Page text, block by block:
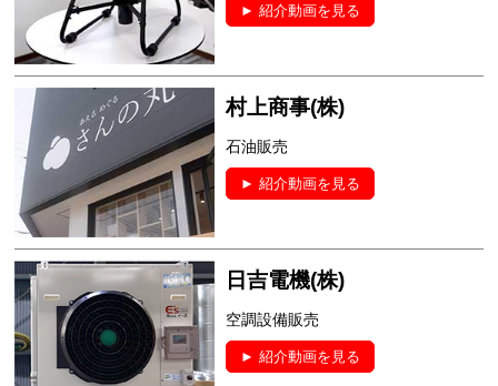
► 紹介動画を見る
村上商事(株)
石油販売
► 紹介動画を見る
日吉電機(株)
空調設備販売
► 紹介動画を見る